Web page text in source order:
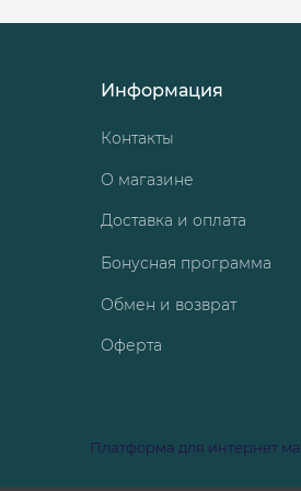
Информация
Контакты
О магазине
Доставка и оплата
Бонусная программа
Обмен и возврат
Оферта
Платформа для интернет